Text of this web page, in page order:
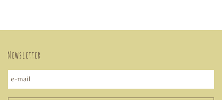
Newsletter
e-mail